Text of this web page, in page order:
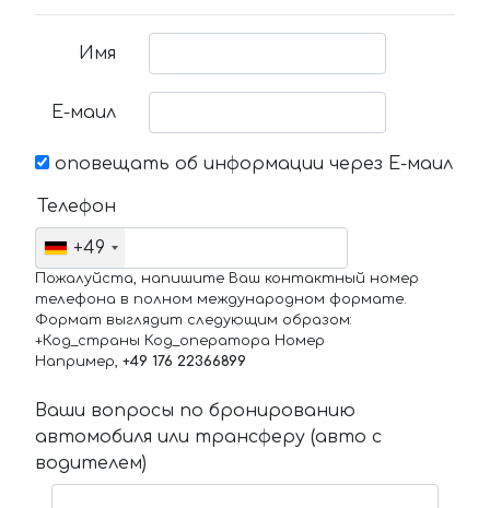
Имя
Е-маил
оповещать об информации через Е-маил
Телефон
+49
Пожалуйста, напишите Ваш контактный номер
телефона в полном международном формате.
Формат выглядит следующим образом:
+Код_страны Код_оператора Номер
Например, +49 176 22366899
Ваши вопросы по бронированию
автомобиля или трансферу (авто с
водителем)